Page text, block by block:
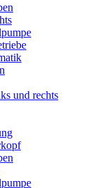
und rechts